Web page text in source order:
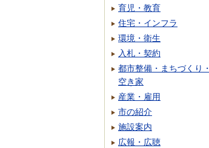
育児・教育
住宅・インフラ
環境・衛生
入札・契約
都市整備・まちづくり・
空き家
産業・雇用
市の紹介
施設案内
広報・広聴